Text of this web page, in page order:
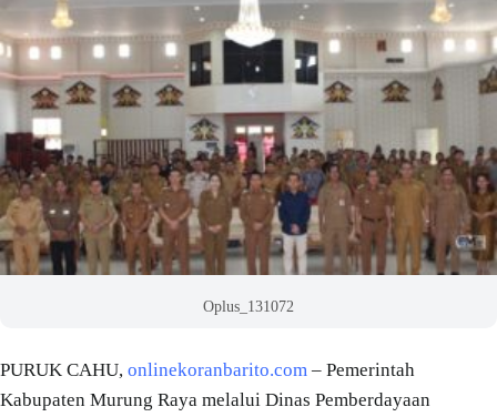
Oplus_131072
PURUK CAHU, onlinekoranbarito.com – Pemerintah
Kabupaten Murung Raya melalui Dinas Pemberdayaan